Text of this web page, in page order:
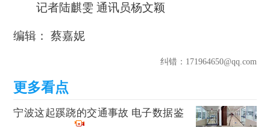
记者陆麒雯 通讯员杨文颖
编辑： 蔡嘉妮
纠错：171964650@qq.com
宁波这起蹊跷的交通事故 电子数据鉴